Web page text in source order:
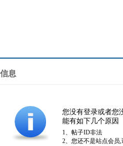
息
您没有登录或者您
能有如下几个原因
1、帖子ID非法
2、您还不是站点会员